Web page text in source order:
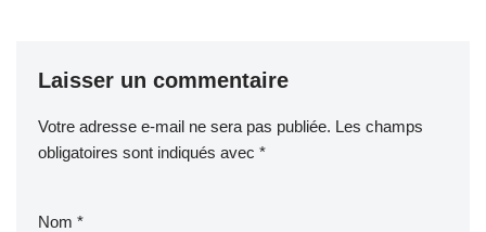
Laisser un commentaire
Votre adresse e-mail ne sera pas publiée. Les champs
obligatoires sont indiqués avec *
Nom *